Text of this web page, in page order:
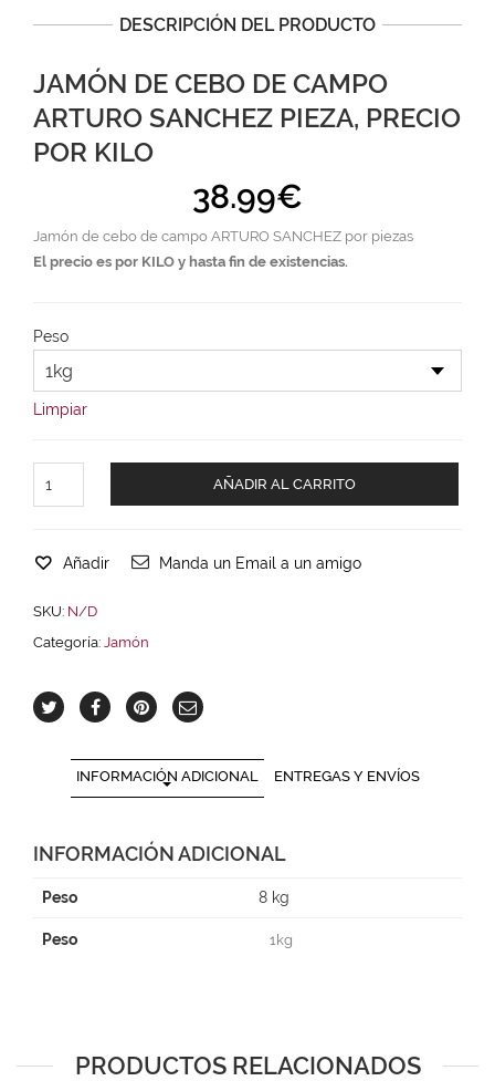
DESCRIPCIÓN DEL PRODUCTO
JAMÓN DE CEBO DE CAMPO
ARTURO SANCHEZ PIEZA, PRECIO
POR KILO
38.99€
Jamón de cebo de campo ARTURO SANCHEZ por piezas
El precio es por KILO y hasta fin de existencias.
Peso
Limpiar
AÑADIR AL CARRITO
Añadir Manda un Email a un amigo
SKU: N/D
Categoría: Jamón
INFORMACIÓN ADICIONAL ENTREGAS Y ENVÍOS
INFORMACIÓN ADICIONAL
Peso 8 kg
Peso 1kg
PRODUCTOS RELACIONADOS